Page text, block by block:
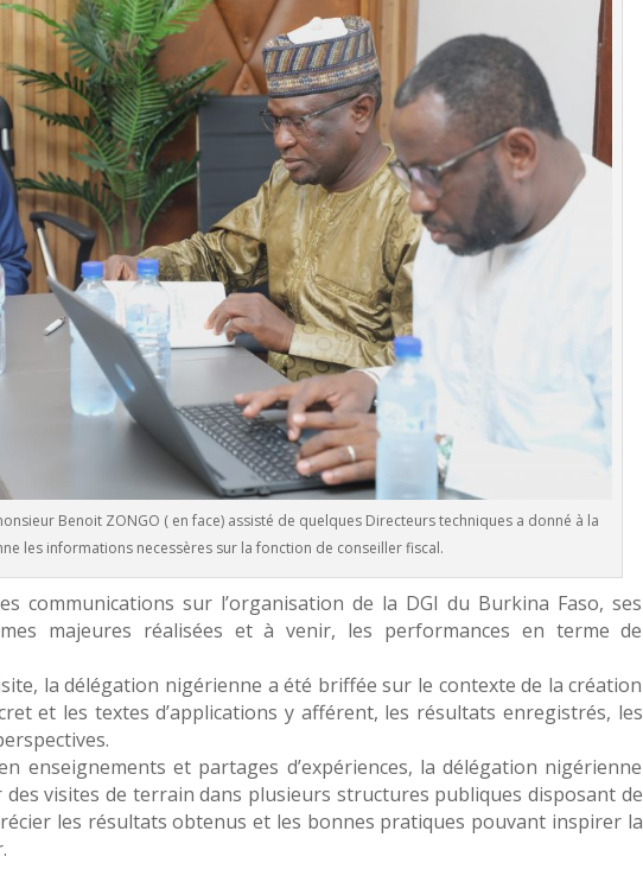
Benoit ZONGO ( en face) assisté de quelques Directeurs techniques a donné à la
les informations necessères sur la fonction de conseiller fiscal.
communications sur l’organisation de la DGI du Burkina Faso, ses
majeures réalisées et à venir, les performances en terme de
la délégation nigérienne a été briffée sur le contexte de la création
et les textes d’applications y afférent, les résultats enregistrés, les
enseignements et partages d’expériences, la délégation nigérienne
visites de terrain dans plusieurs structures publiques disposant de
les résultats obtenus et les bonnes pratiques pouvant inspirer la